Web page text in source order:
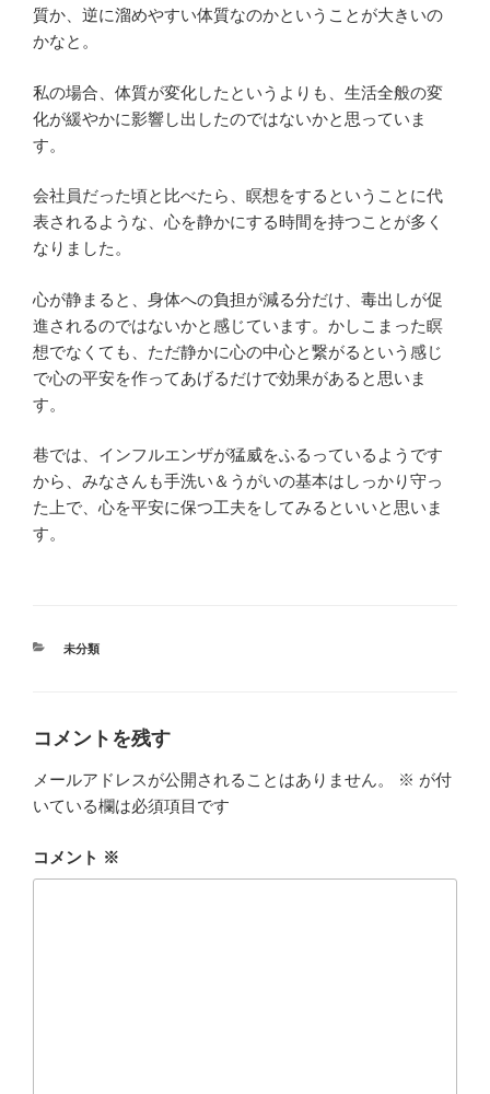
質か、逆に溜めやすい体質なのかということが大きいの
かなと。
私の場合、体質が変化したというよりも、生活全般の変
化が緩やかに影響し出したのではないかと思っていま
す。
会社員だった頃と比べたら、瞑想をするということに代
表されるような、心を静かにする時間を持つことが多く
なりました。
心が静まると、身体への負担が減る分だけ、毒出しが促
進されるのではないかと感じています。かしこまった瞑
想でなくても、ただ静かに心の中心と繋がるという感じ
で心の平安を作ってあげるだけで効果があると思いま
す。
巷では、インフルエンザが猛威をふるっているようです
から、みなさんも手洗い＆うがいの基本はしっかり守っ
た上で、心を平安に保つ工夫をしてみるといいと思いま
す。
カ
未分類
コメントを残す
メールアドレスが公開されることはありません。 ※ が付
いている欄は必須項目です
コメント ※